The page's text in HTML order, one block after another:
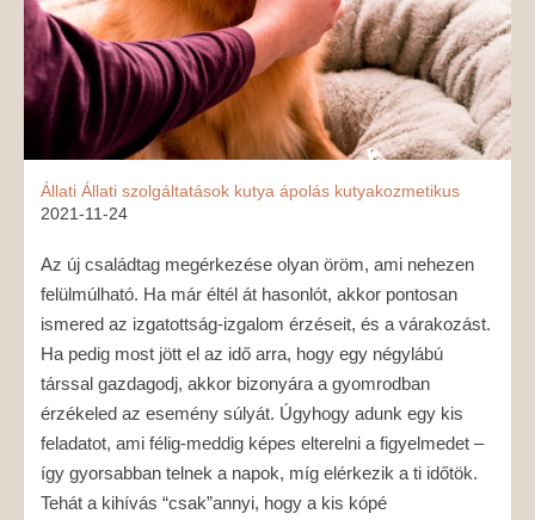
Állati Állati szolgáltatások kutya ápolás kutyakozmetikus
2021-11-24
Az új családtag megérkezése olyan öröm, ami nehezen
felülmúlható. Ha már éltél át hasonlót, akkor pontosan
ismered az izgatottság-izgalom érzéseit, és a várakozást.
Ha pedig most jött el az idő arra, hogy egy négylábú
társsal gazdagodj, akkor bizonyára a gyomrodban
érzékeled az esemény súlyát. Úgyhogy adunk egy kis
feladatot, ami félig-meddig képes elterelni a figyelmedet –
így gyorsabban telnek a napok, míg elérkezik a ti időtök.
Tehát a kihívás “csak”annyi, hogy a kis kópé